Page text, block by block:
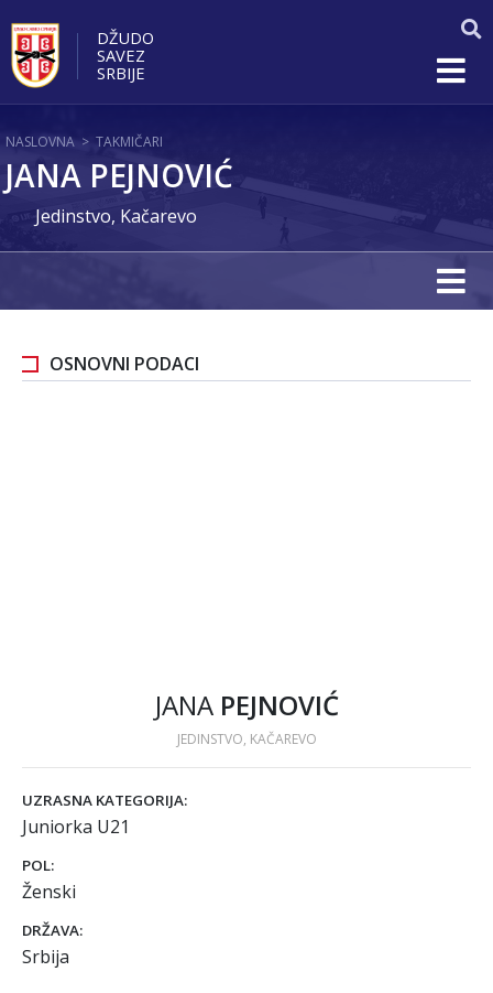
DŽUDO
SAVEZ
SRBIJE
NASLOVNA > TAKMIČARI
JANA PEJNOVIĆ
Jedinstvo, Kačarevo
OSNOVNI PODACI
JANA PEJNOVIĆ
JEDINSTVO, KAČAREVO
UZRASNA KATEGORIJA:
Juniorka U21
POL:
Ženski
DRŽAVA:
Srbija